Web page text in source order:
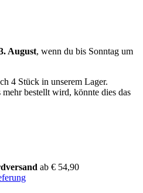
August, wenn du bis Sonntag um
4 Stück in unserem Lager.
bestellt wird, könnte dies das
ab € 54,90